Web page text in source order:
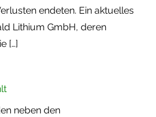
endeten. Ein aktuelles
Lithium GmbH, deren
[…]
neben den